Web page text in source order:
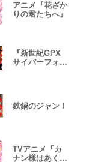
アニメ『花ざか
りの君たちへ』
『新世紀GPX
サイバーフォー
鉄鍋のジャン！
TVアニメ『カ
ナン様はあくま